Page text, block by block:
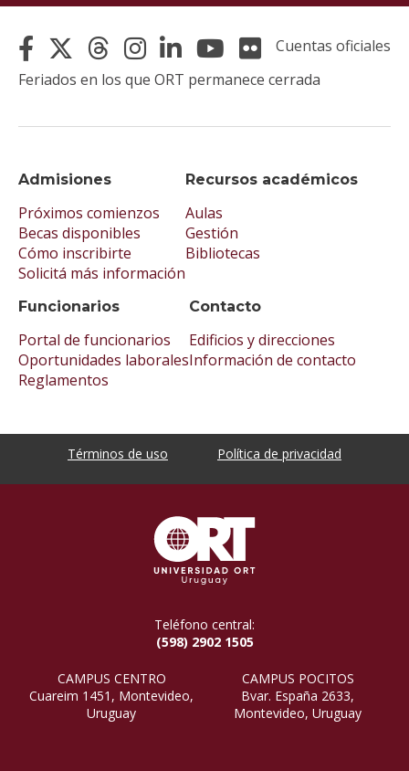
Admisiones
Próximos comienzos
Becas disponibles
Cómo inscribirte
Solicitá más información
Recursos académicos
Aulas
Gestión
Bibliotecas
Funcionarios
Portal de funcionarios
Oportunidades laborales
Reglamentos
Contacto
Edificios y direcciones
Información de contacto
Cuentas oficiales
Feriados en los que ORT permanece cerrada
Términos de uso Política de privacidad
Teléfono central:
(598) 2902 1505
CAMPUS CENTRO
Cuareim 1451, Montevideo,
Uruguay
CAMPUS POCITOS
Bvar. España 2633,
Montevideo, Uruguay